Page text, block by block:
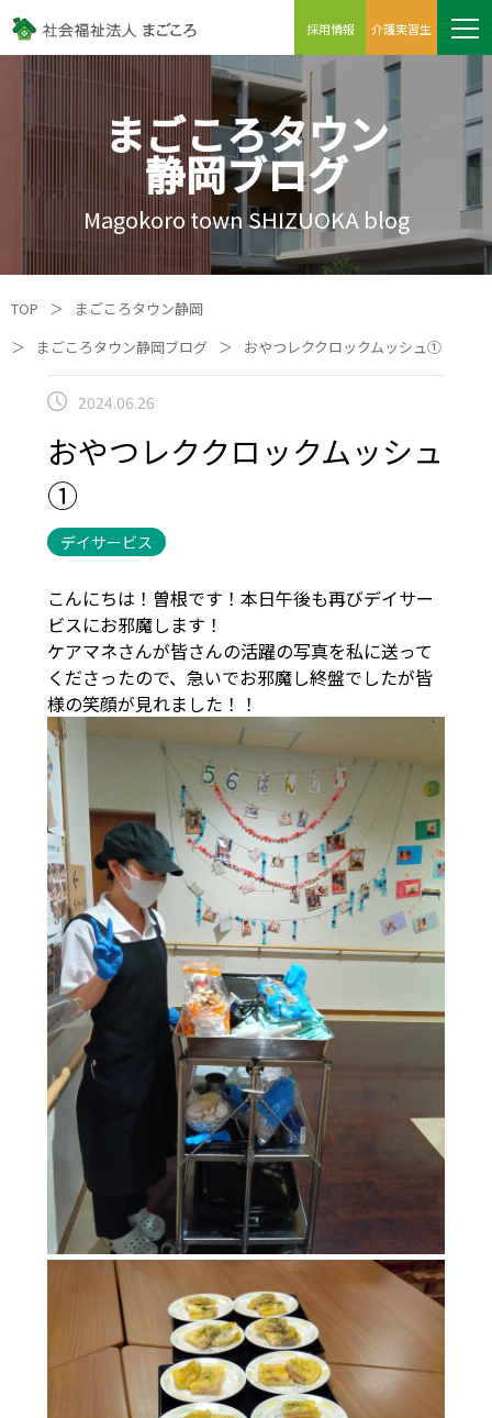
採用情報 介護実習生
まごころタウン
静岡ブログ
Magokoro town SHIZUOKA blog
TOP ＞
まごころタウン静岡
＞
まごころタウン静岡ブログ ＞ おやつレククロックムッシュ①
2024.06.26
おやつレククロックムッシュ
①
デイサービス
こんにちは！曽根です！本日午後も再びデイサー
ビスにお邪魔します！
ケアマネさんが皆さんの活躍の写真を私に送って
くださったので、急いでお邪魔し終盤でしたが皆
様の笑顔が見れました！！